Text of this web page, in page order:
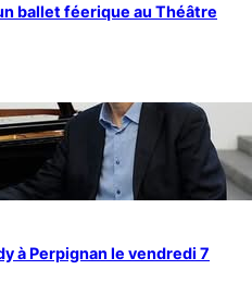
ballet féerique au Théâtre
à Perpignan le vendredi 7